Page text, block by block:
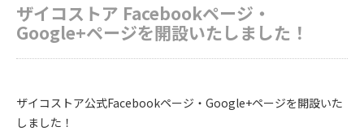
ザイコストア Facebookページ・
Google+ページを開設いたしました！
ザイコストア公式Facebookページ・Google+ページを開設いた
しました！